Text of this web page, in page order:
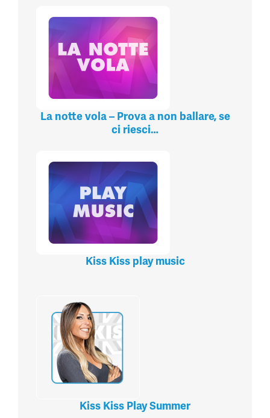
La notte vola – Prova a non ballare, se
ci riesci…
Kiss Kiss play music
Kiss Kiss Play Summer